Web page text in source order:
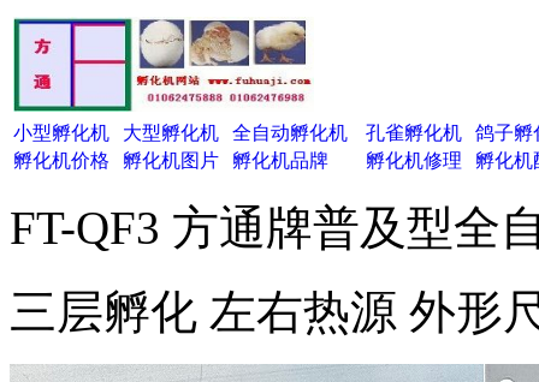
小型孵化机 大型孵化机 全自动孵化机 孔雀孵化机
鸽子孵
孵化机价格
孵化机图片 孵化机品牌 孵化机修理 孵化机
FT-QF3 方通牌普及型全
三层孵化 左右热源 外形